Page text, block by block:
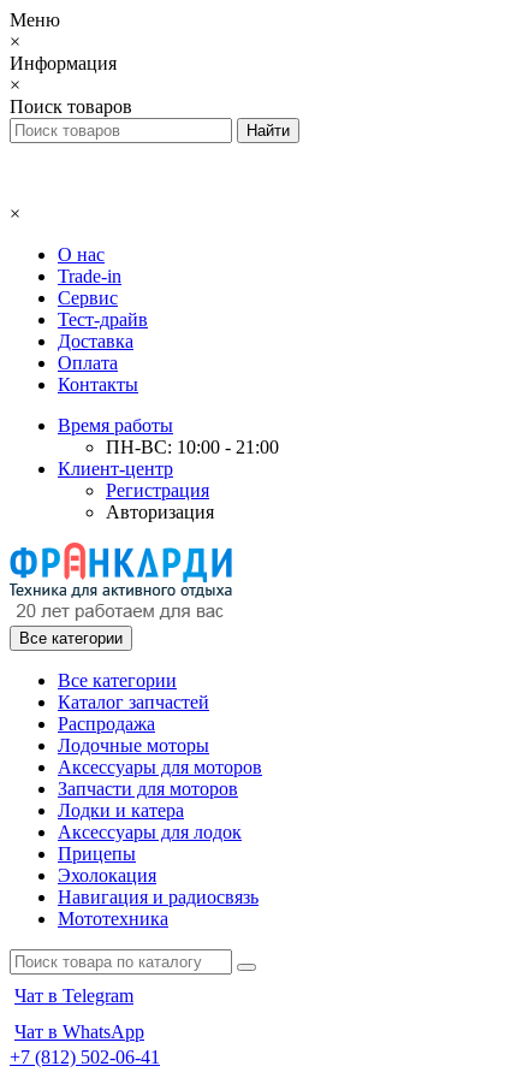
Меню
×
Информация
×
Поиск товаров
×
О нас
Trade-in
Сервис
Тест-драйв
Доставка
Оплата
Контакты
Время работы
ПН-ВС: 10:00 - 21:00
Клиент-центр
Регистрация
Авторизация
Все категории
Все категории
Каталог запчастей
Распродажа
Лодочные моторы
Аксессуары для моторов
Запчасти для моторов
Лодки и катера
Аксессуары для лодок
Прицепы
Эхолокация
Навигация и радиосвязь
Мототехника
Чат в Telegram
Чат в WhatsApp
+7 (812) 502-06-41